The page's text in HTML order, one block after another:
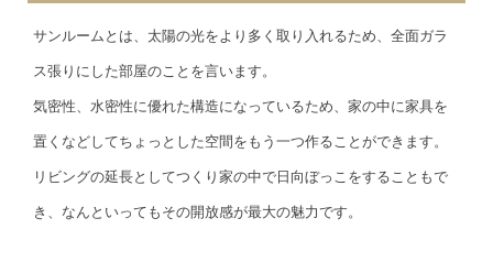
サンルームとは、太陽の光をより多く取り入れるため、全面ガラ
ス張りにした部屋のことを言います。
気密性、水密性に優れた構造になっているため、家の中に家具を
置くなどしてちょっとした空間をもう一つ作ることができます。
リビングの延長としてつくり家の中で日向ぼっこをすることもで
き、なんといってもその開放感が最大の魅力です。